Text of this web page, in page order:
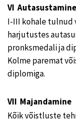
VI Autasustamine
I-III kohale tulnud
harjutustes
pronksmedali ja
Kolme paremat
diplomiga.
VII Majandamine
Kõik võistluste